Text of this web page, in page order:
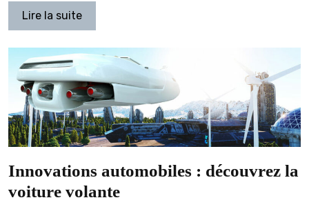
Lire la suite
Innovations automobiles : découvrez la
voiture volante